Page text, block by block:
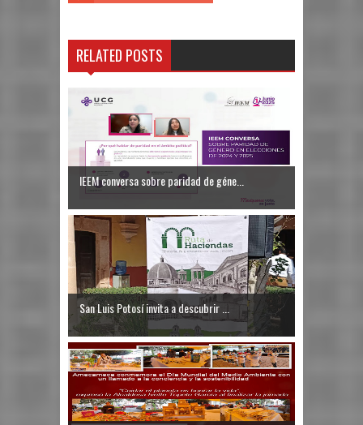
RELATED POSTS
IEEM conversa sobre paridad de géne...
San Luis Potosí invita a descubrir ...